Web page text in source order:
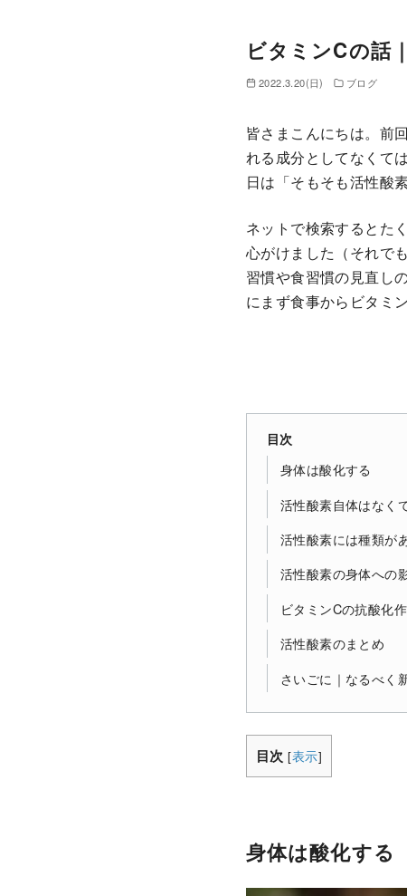
ビタミンCの話
2022.3.20(日) ブログ
皆さまこんにちは。前
れる成分としてなくて
日は「そもそも活性酸
ネットで検索するとた
心がけました（それで
習慣や食習慣の見直し
にまず食事からビタミ
目次
身体は酸化する
活性酸素自体はなく
活性酸素には種類が
活性酸素の身体への
ビタミンCの抗酸化
活性酸素のまとめ
さいごに｜なるべく
目次 [表示]
身体は酸化する